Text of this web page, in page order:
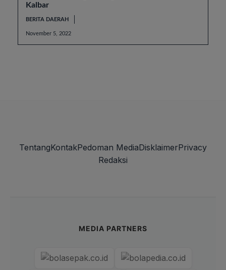
Kalbar
BERITA DAERAH
November 5, 2022
TentangKontakPedoman MediaDisklaimerPrivacy
Redaksi
MEDIA PARTNERS